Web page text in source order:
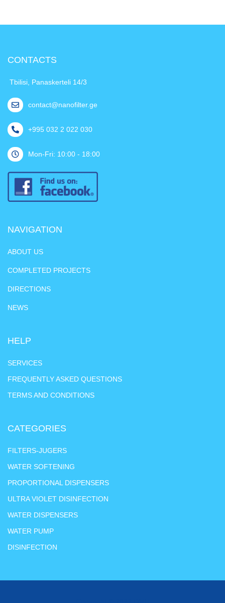
CONTACTS
Tbilisi, Panaskerteli 14/3
contact@nanofilter.ge
+995 032 2 022 030
Mon-Fri: 10:00 - 18:00
NAVIGATION
ABOUT US
COMPLETED PROJECTS
DIRECTIONS
NEWS
HELP
SERVICES
FREQUENTLY ASKED QUESTIONS
TERMS AND CONDITIONS
CATEGORIES
FILTERS-JUGERS
WATER SOFTENING
PROPORTIONAL DISPENSERS
ULTRA VIOLET DISINFECTION
WATER DISPENSERS
WATER PUMP
DISINFECTION